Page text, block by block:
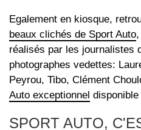
Egalement en kiosque,
beaux clichés de Sport Auto
réalisés par les journalistes
photographes vedettes:
Peyrou, Tibo, Clément
Auto exceptionnel
SPORT AUTO,